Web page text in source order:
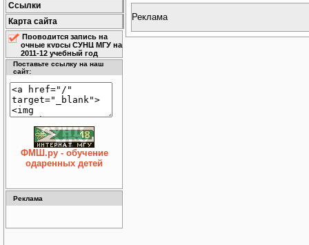
Ссылки
Карта сайта
Проводится запись на
очные курсы СУНЦ МГУ на
2011-12 учебный год
Поставьте ссылку на наш
сайт:
ФМШ.ру - обучение
одаренных детей
Реклама
Реклама